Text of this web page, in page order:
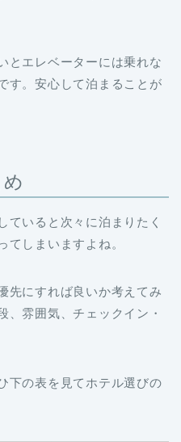
とエレベーターには乗れな
す。安心して泊まることが
ていると次々に泊まりたく
てしまいますよね。
先にすれば良いか考えてみ
、雰囲気、チェックイン・
下の表を見てホテル選びの